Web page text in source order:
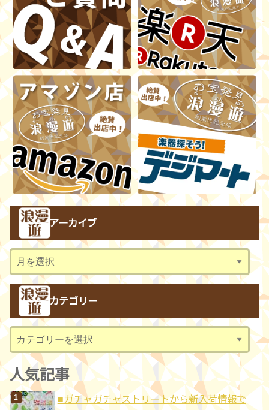
アーカイブ
ー
カテゴリー
テ
ゴ
リ
ー
人気記事
■ガチャガチャストリートから新入荷情報で